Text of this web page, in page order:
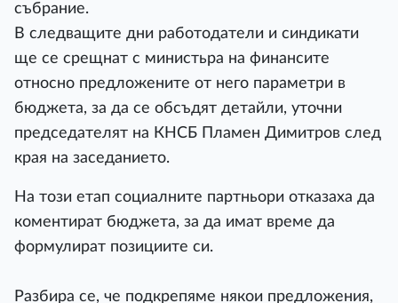
събрание.
В следващите дни работодатели и синдикати
ще се срещнат с министьра на финансите
относно предложените от него параметри в
бюджета, за да се обсъдят детайли, уточни
председателят на КНСБ Пламен Димитров след
края на заседанието.
На този етап социалните партньори отказаха да
коментират бюджета, за да имат време да
формулират позициите си.
Разбира се, че подкрепяме някои предложения,